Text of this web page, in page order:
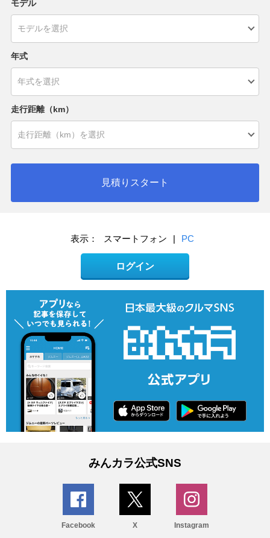
モデル
年式
走行距離（km）
見積りスタート
表示： スマートフォン | PC
ログイン
みんカラ公式SNS
Facebook X Instagram